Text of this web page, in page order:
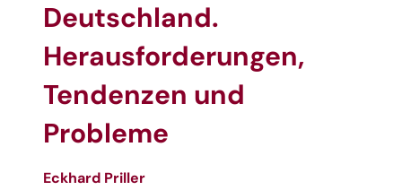
Deutschland.
Herausforderungen,
Tendenzen und
Probleme
Eckhard Priller